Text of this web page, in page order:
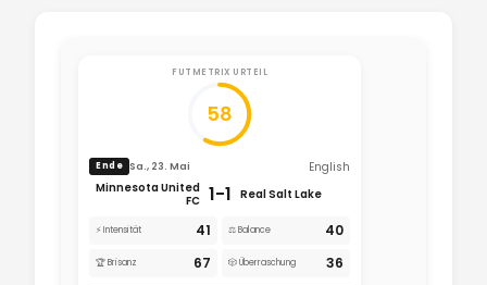
FUTMETRIX URTEIL
58
Ende Sa., 23. Mai
English
Minnesota United
FC 1-1 Real Salt Lake
⚡ Intensität 41 ⚖️ Balance 40
🏆 Brisanz 67 🎲 Überraschung 36